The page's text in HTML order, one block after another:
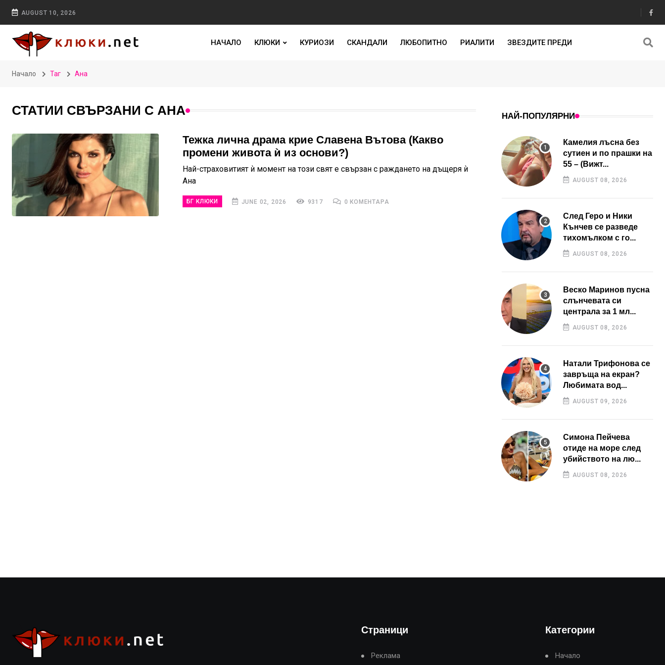
AUGUST 10, 2026
НАЧАЛО КЛЮКИ КУРИОЗИ СКАНДАЛИ ЛЮБОПИТНО РИАЛИТИ ЗВЕЗДИТЕ ПРЕДИ
Начало Таг Ана
СТАТИИ СВЪРЗАНИ С АНА
Тежка лична драма крие Славена Вътова (Какво
промени живота ѝ из основи?)
Най-страховитият ѝ момент на този свят е свързан с раждането на дъщеря ѝ
Ана
БГ КЛЮКИ JUNE 02, 2026 9317 0 КОМЕНТАРА
НАЙ-ПОПУЛЯРНИ
Камелия лъсна без
сутиен и по прашки на
55 – (Вижт...
AUGUST 08, 2026
След Геро и Ники
Кънчев се разведе
тихомълком с го...
AUGUST 08, 2026
Веско Маринов пусна
слънчевата си
централа за 1 мл...
AUGUST 08, 2026
Натали Трифонова се
завръща на екран?
Любимата вод...
AUGUST 09, 2026
Симона Пейчева
отиде на море след
убийството на лю...
AUGUST 08, 2026
Страници
Реклама
Категории
Начало